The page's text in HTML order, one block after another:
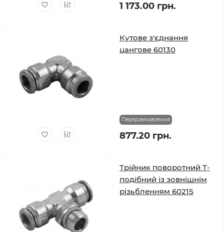
1 173.00 грн.
Кутове з'єднання
цангове 60130
Передзамовлення
877.20 грн.
Трійник поворотний Т-
подібний із зовнішнім
різьбленням 60215